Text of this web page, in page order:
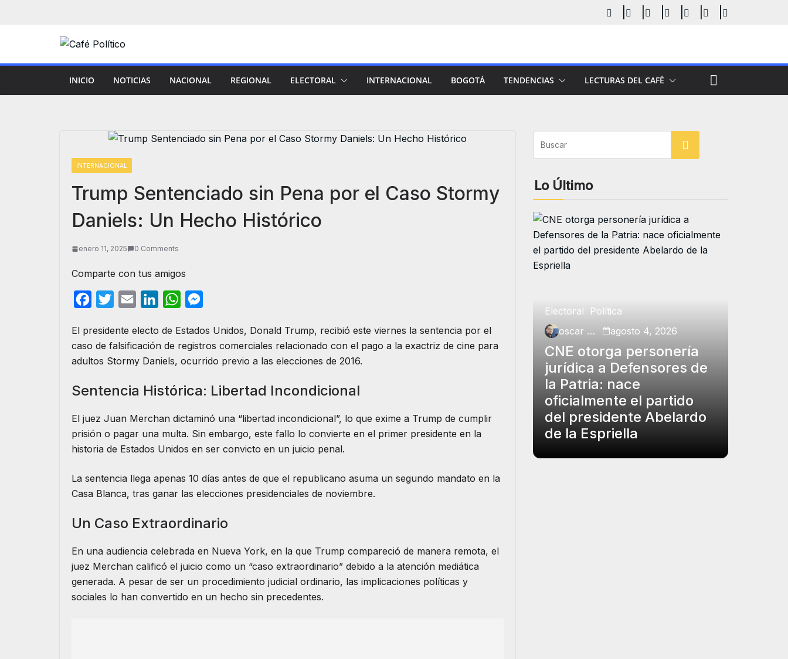
INICIO NOTICIAS NACIONAL REGIONAL ELECTORAL INTERNACIONAL BOGOTÁ TENDENCIAS LECTURAS DEL CAFÉ
INTERNACIONAL
Trump Sentenciado sin Pena por el Caso Stormy
Daniels: Un Hecho Histórico
enero 11, 2025 0 Comments
Comparte con tus amigos
c
e
o
k
i
t
e
a
i
l
n
k
d
n
W
a
t
A
p
s
s
n
e
r
El presidente electo de Estados Unidos, Donald Trump, recibió este viernes la sentencia por el
caso de falsificación de registros comerciales relacionado con el pago a la exactriz de cine para
adultos Stormy Daniels, ocurrido previo a las elecciones de 2016.
Sentencia Histórica: Libertad Incondicional
El juez Juan Merchan dictaminó una “libertad incondicional”, lo que exime a Trump de cumplir
prisión o pagar una multa. Sin embargo, este fallo lo convierte en el primer presidente en la
historia de Estados Unidos en ser convicto en un juicio penal.
La sentencia llega apenas 10 días antes de que el republicano asuma un segundo mandato en la
Casa Blanca, tras ganar las elecciones presidenciales de noviembre.
Un Caso Extraordinario
En una audiencia celebrada en Nueva York, en la que Trump compareció de manera remota, el
juez Merchan calificó el juicio como un “caso extraordinario” debido a la atención mediática
generada. A pesar de ser un procedimiento judicial ordinario, las implicaciones políticas y
sociales lo han convertido en un hecho sin precedentes.
Buscar
Lo Último
Electoral
Política
oscar charry
agosto 4, 2026
CNE otorga personería
jurídica a Defensores de
la Patria: nace
oficialmente el partido
del presidente Abelardo
de la Espriella